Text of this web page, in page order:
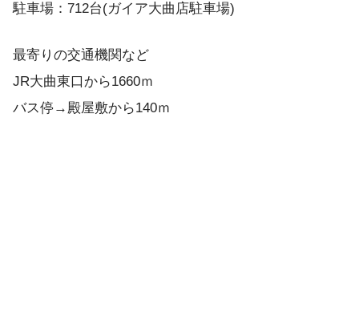
駐車場：712台(ガイア大曲店駐車場)
最寄りの交通機関など
JR大曲東口から1660ｍ
バス停→殿屋敷から140ｍ